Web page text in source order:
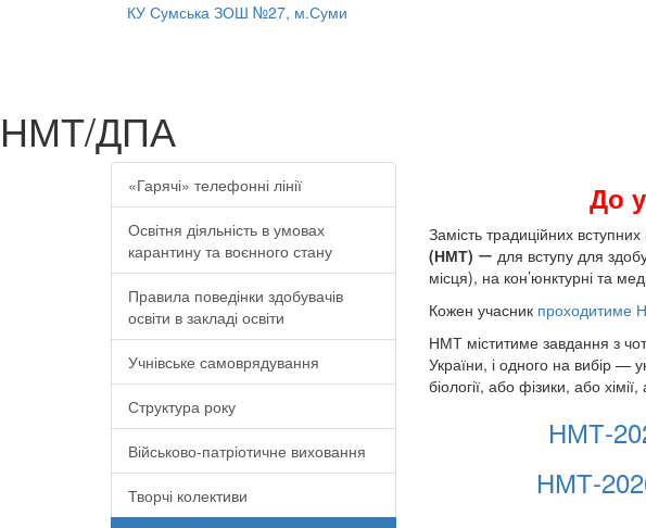
КУ Сумська ЗОШ №27, м.Суми
НМТ/ДПА
«Гарячі» телефонні лінії
Освітня діяльність в умовах
карантину та воєнного стану
Правила поведінки здобувачів
освіти в закладі освіти
Учнівське самоврядування
Структура року
Військово-патріотичне виховання
Творчі колективи
До
Замість традиційних
(НМТ) ー для вступу для
місця), на кон’юнктурні та
Кожен учасник проходитиме
НМТ міститиме завдання з
України, і одного на вибір —
біології, або фізики, або
НМТ-
НМТ-